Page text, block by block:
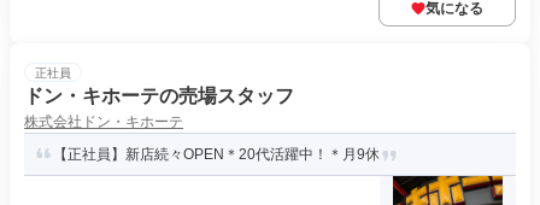
気になる
正社員
ドン・キホーテの売場スタッフ
株式会社ドン・キホーテ
【正社員】新店続々OPEN＊20代活躍中！＊月9休